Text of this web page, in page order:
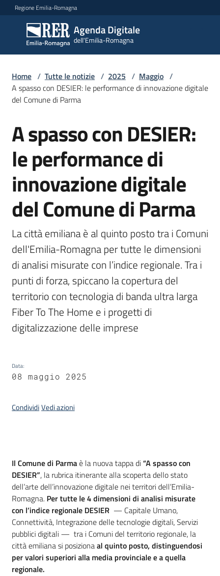
Vai al contenuto
Vai alla navigazione
Vai al footer
Regione Emilia-Romagna
Agenda Digitale
dell'Emilia-Romagna
Agenda
Digitale
dell'Emilia-
Novità
Strategia
Progetti
Dati
territorio
Governance
locale
Home / Tutte le notizie / 2025 / Maggio /
A spasso con DESIER: le performance di innovazione digitale
del Comune di Parma
Salta al contenuto
A spasso con DESIER:
le performance di
innovazione digitale
del Comune di Parma
La città emiliana è al quinto posto tra i Comuni
dell'Emilia-Romagna per tutte le dimensioni
di analisi misurate con l’indice regionale. Tra i
punti di forza, spiccano la copertura del
territorio con tecnologia di banda ultra larga
Fiber To The Home e i progetti di
digitalizzazione delle imprese
Data:
08 maggio 2025
CondividiVedi azioni
Introduzione
Il Comune di Parmaè la nuova tappa di“A spasso con
DESIER”, la rubrica itinerante alla scoperta dello stato
dell’arte dell’innovazione digitale nei territori dell’Emilia-
Romagna. Per tutte le 4 dimensioni di analisi misurate
con l’indice regionale DESIER — Capitale Umano,
Connettività, Integrazione delle tecnologie digitali, Servizi
pubblici digitali — tra i Comuni del territorio regionale, la
città emiliana si posizionaal quinto posto, distinguendosi
per valori superiori alla media provinciale e a quella
regionale.